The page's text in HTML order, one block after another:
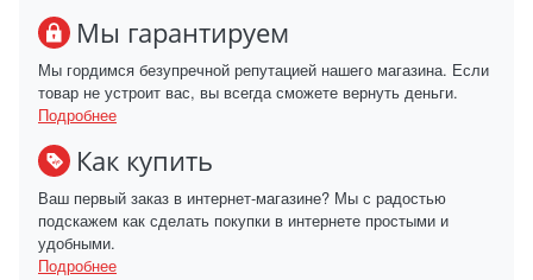
Мы гарантируем
Мы гордимся безупречной репутацией нашего магазина. Если
товар не устроит вас, вы всегда сможете вернуть деньги.
Подробнее
Как купить
Ваш первый заказ в интернет-магазине? Мы с радостью
подскажем как сделать покупки в интернете простыми и
удобными.
Подробнее